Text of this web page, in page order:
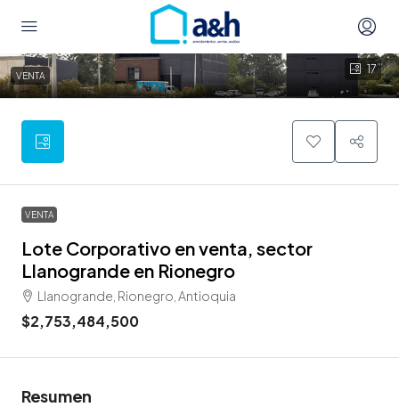
17
VENTA
VENTA
Lote Corporativo en venta, sector
Llanogrande en Rionegro
Llanogrande, Rionegro, Antioquia
$2,753,484,500
Resumen